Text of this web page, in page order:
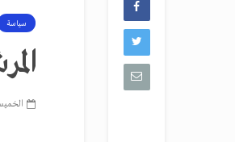
سياسة
الخميس، 8 مارس